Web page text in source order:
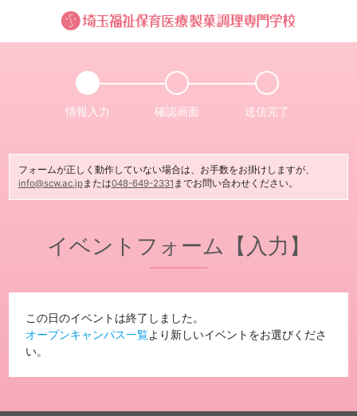
情報入力 確認画面 送信完了
フォームが正しく動作していない場合は、お手数をお掛けしますが、
info@scw.ac.jpまたは048-649-2331 までお問い合わせください。
イベントフォーム【入力】
この日のイベントは終了しました。
オープンキャンパス一覧より新しいイベントをお選びくださ
い。